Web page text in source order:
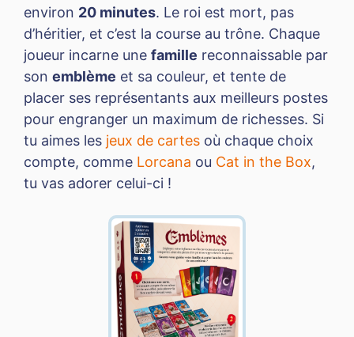
environ 20 minutes. Le roi est mort, pas
d’héritier, et c’est la course au trône. Chaque
joueur incarne une famille reconnaissable par
son emblème et sa couleur, et tente de
placer ses représentants aux meilleurs postes
pour engranger un maximum de richesses. Si
tu aimes les jeux de cartes où chaque choix
compte, comme Lorcana ou Cat in the Box,
tu vas adorer celui-ci !